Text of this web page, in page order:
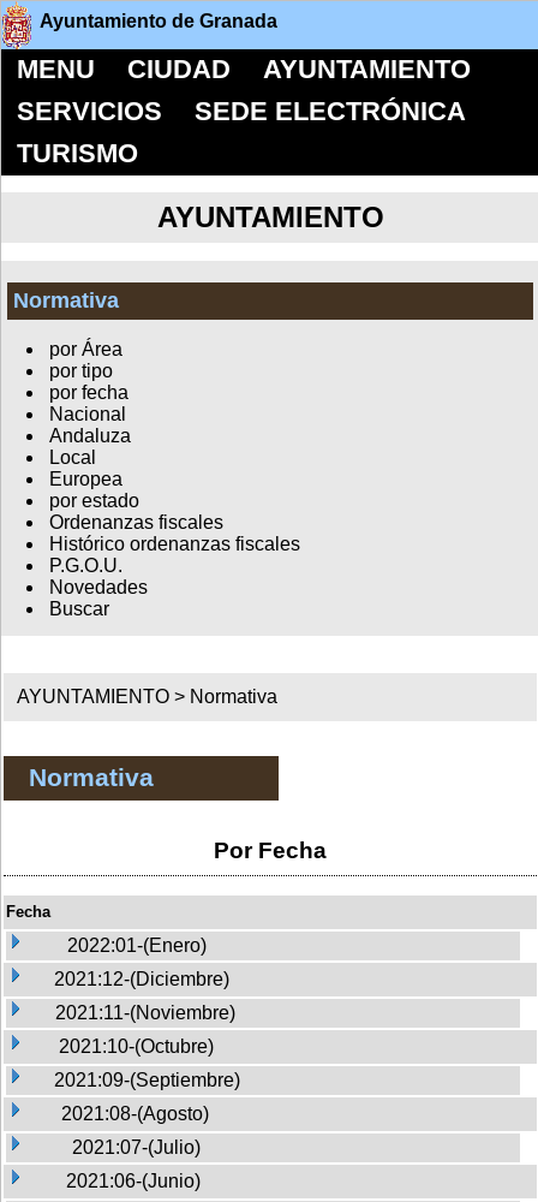
Ayuntamiento de Granada
MENU CIUDAD
AYUNTAMIENTO
SERVICIOS
SEDE ELECTRÓNICA
TURISMO
AYUNTAMIENTO
Normativa
por Área
por tipo
por fecha
Nacional
Andaluza
Local
Europea
por estado
Ordenanzas fiscales
Histórico ordenanzas fiscales
P.G.O.U.
Novedades
Buscar
AYUNTAMIENTO > Normativa
Normativa
Por Fecha
Fecha
2022:01-(Enero)
2021:12-(Diciembre)
2021:11-(Noviembre)
2021:10-(Octubre)
2021:09-(Septiembre)
2021:08-(Agosto)
2021:07-(Julio)
2021:06-(Junio)